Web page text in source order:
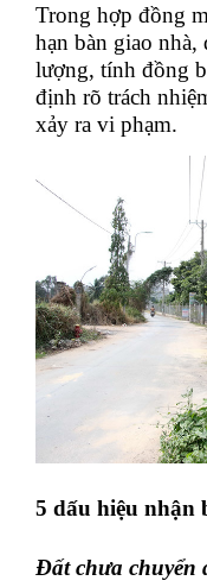
Trong hợp đồng
hạn bàn giao nhà,
lượng, tính đồng
định rõ trách
xảy ra vi phạm.
5 dấu hiệu nhận
Đất chưa chuyển